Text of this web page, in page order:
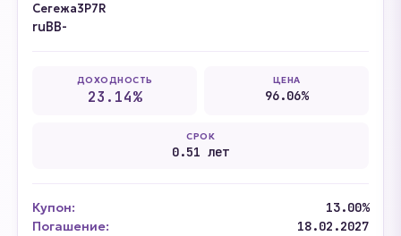
Сегежа3P7R
ruBB-
ДОХОДНОСТЬ
23.14%
ЦЕНА
96.06%
СРОК
0.51 лет
Купон:
13.00%
Погашение:
18.02.2027